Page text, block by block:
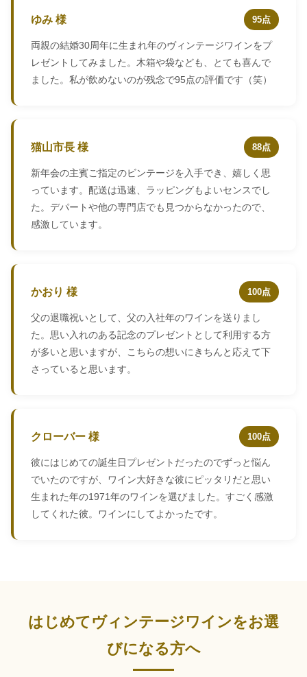
ゆみ 様 95点
両親の結婚30周年に生まれ年のヴィンテージワインをプ
レゼントしてみました。木箱や袋なども、とても喜んで
ました。私が飲めないのが残念で95点の評価です（笑）
猫山市長 様 88点
新年会の主賓ご指定のビンテージを入手でき、嬉しく思
っています。配送は迅速、ラッピングもよいセンスでし
た。デパートや他の専門店でも見つからなかったので、
感激しています。
かおり 様 100点
父の退職祝いとして、父の入社年のワインを送りまし
た。思い入れのある記念のプレゼントとして利用する方
が多いと思いますが、こちらの想いにきちんと応えて下
さっていると思います。
クローバー 様 100点
彼にはじめての誕生日プレゼントだったのでずっと悩ん
でいたのですが、ワイン大好きな彼にピッタリだと思い
生まれた年の1971年のワインを選びました。すごく感激
してくれた彼。ワインにしてよかったです。
はじめてヴィンテージワインをお選
びになる方へ